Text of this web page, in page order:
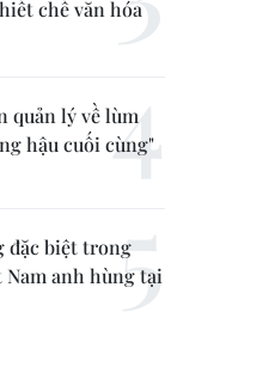
chế văn hóa
quản lý về lùm
hậu cuối cùng"
đặc biệt trong
anh hùng tại